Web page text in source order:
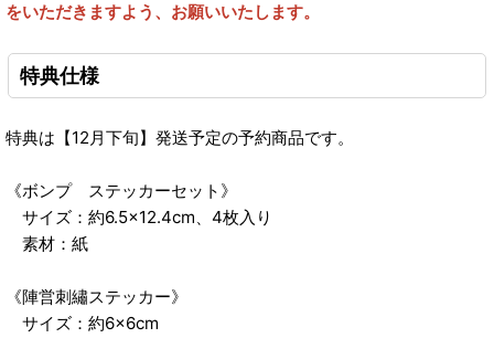
をいただきますよう、お願いいたします。
特典仕様
特典は【12月下旬】発送予定の予約商品です。
《ボンプ ステッカーセット》
サイズ：約6.5×12.4cm、4枚入り
素材：紙
《陣営刺繡ステッカー》
サイズ：約6×6cm